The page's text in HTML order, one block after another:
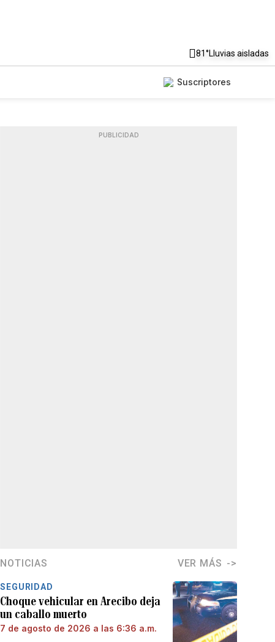
81°Lluvias aisladas
Suscriptores
PUBLICIDAD
NOTICIAS VER MÁS
SEGURIDAD
Choque vehicular en Arecibo deja
un caballo muerto
7 de agosto de 2026 a las 6:36 a.m.